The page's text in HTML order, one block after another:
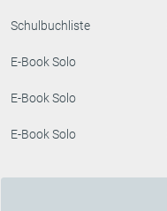
Schulbuchliste
E-Book Solo
E-Book Solo
E-Book Solo